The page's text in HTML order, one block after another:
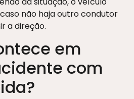
não haja outro condutor
a direção.
em
com